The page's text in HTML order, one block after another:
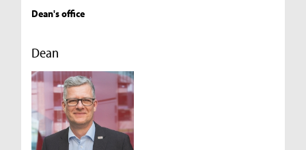
Dean's office
Dean